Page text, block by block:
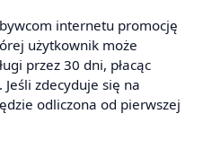
internetu promocję
użytkownik może
przez 30 dni, płacąc
zdecyduje się na
odliczona od pierwszej